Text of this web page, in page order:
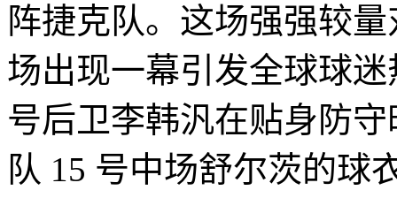
阵捷克队。这场强强较
场出现一幕引发全球球
号后卫李韩汎在贴身防
队 15 号中场舒尔茨的球